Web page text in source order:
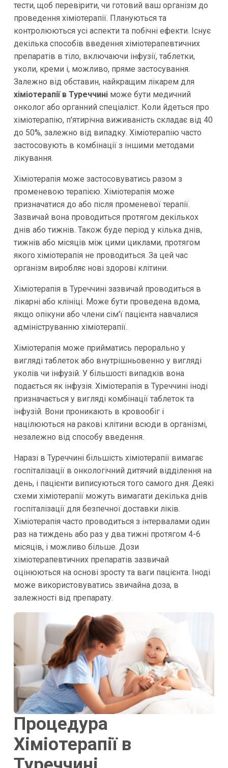
тести, щоб перевірити, чи готовий ваш організм до
проведення хіміотерапії. Плануються та
контролюються усі аспекти та побічні ефекти. Існує
декілька способів введення хіміотерапевтичних
препаратів в тіло, включаючи інфузії, таблетки,
уколи, креми і, можливо, пряме застосування.
Залежно від обставин, найкращим лікарем для
хіміотерапії в Туреччиніможе бути медичний
онколог або органний спеціаліст. Коли йдеться про
хіміотерапію, п'ятирічна виживаність складає від 40
до 50%, залежно від випадку. Хіміотерапію часто
застосовують в комбінації з іншими методами
лікування.
Хіміотерапія може застосовуватись разом з
променевою терапією. Хіміотерапія може
призначатися до або після променевої терапії.
Зазвичай вона проводиться протягом декількох
днів або тижнів. Також буде період у кілька днів,
тижнів або місяців між цими циклами, протягом
якого хіміотерапія не проводиться. За цей час
організм виробляє нові здорові клітини.
Хіміотерапія в Туреччині зазвичай проводиться в
лікарні або клініці. Може бути проведена вдома,
якщо опікуни або члени сім'ї пацієнта навчалися
адмініструванню хіміотерапії.
Хіміотерапія може прийматись перорально у
вигляді таблеток або внутрішньовенно у вигляді
уколів чи інфузій. У більшості випадків вона
подається як інфузія. Хіміотерапія в Туреччині іноді
призначається у вигляді комбінації таблеток та
інфузій. Вони проникають в кровообіг і
націлюються на ракові клітини всюди в організмі,
незалежно від способу введення.
Наразі в Туреччині більшість хіміотерапії вимагає
госпіталізації в онкологічний дитячий відділення на
день, і пацієнти виписуються того самого дня. Деякі
схеми хіміотерапії можуть вимагати декілька днів
госпіталізації для безпечної доставки ліків.
Хіміотерапія часто проводиться з інтервалами один
раз на тиждень або раз у два тижні протягом 4-6
місяців, і можливо більше. Дози
хіміотерапевтичних препаратів зазвичай
оцінюються на основі зросту та ваги пацієнта. Іноді
може використовуватись звичайна доза, в
залежності від препарату.
Процедура
Хіміотерапії в